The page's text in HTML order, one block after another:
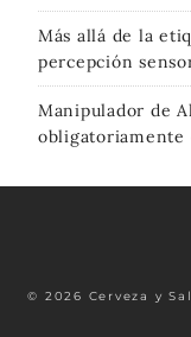
Más allá de la
percepción
Manipulador de
obligatoriamente
© 2026 Cerveza y